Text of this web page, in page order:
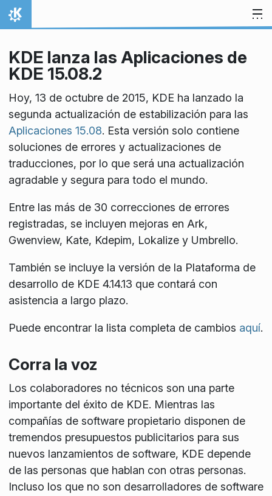
Ir al contenido
Inicio
KDE lanza las Aplicaciones de
KDE 15.08.2
Hoy, 13 de octubre de 2015, KDE ha lanzado la
segunda actualización de estabilización para las
Aplicaciones 15.08. Esta versión solo contiene
soluciones de errores y actualizaciones de
traducciones, por lo que será una actualización
agradable y segura para todo el mundo.
Entre las más de 30 correcciones de errores
registradas, se incluyen mejoras en Ark,
Gwenview, Kate, Kdepim, Lokalize y Umbrello.
También se incluye la versión de la Plataforma de
desarrollo de KDE 4.14.13 que contará con
asistencia a largo plazo.
Puede encontrar la lista completa de cambios aquí.
Corra la voz
Los colaboradores no técnicos son una parte
importante del éxito de KDE. Mientras las
compañías de software propietario disponen de
tremendos presupuestos publicitarios para sus
nuevos lanzamientos de software, KDE depende
de las personas que hablan con otras personas.
Incluso los que no son desarrolladores de software